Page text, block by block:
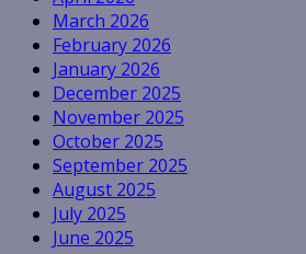
March 2026
February 2026
January 2026
December 2025
November 2025
October 2025
September 2025
August 2025
July 2025
June 2025